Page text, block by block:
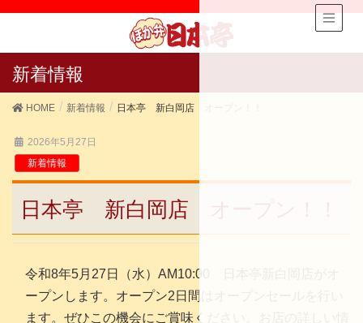
新着情報
HOME 新着情報 日本亭 新白岡店 オープン！！
2026年5月27日
新着情報
日本亭 新白岡店 オープン！！
令和8年5月27日（水）AM10:00 日本亭新白岡店がオ
ープンします。オープン2日間はオープンセールを行い
ます。ぜひこの機会にご賞味ください。お店の詳しい情